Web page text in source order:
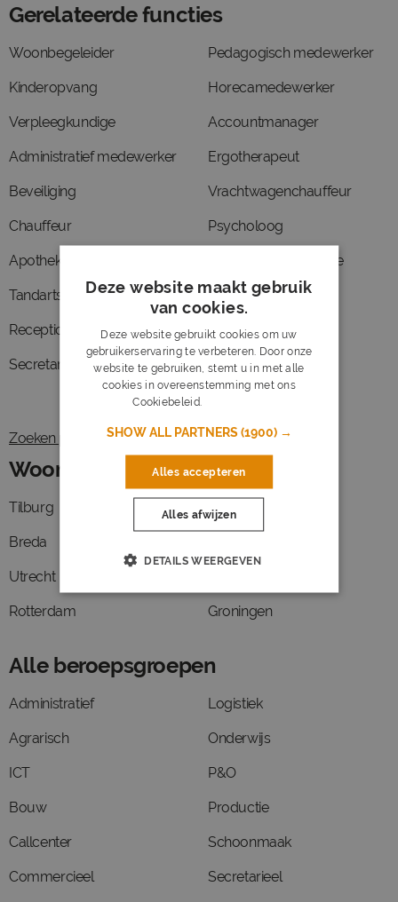
Gerelateerde functies
Woonbegeleider
Kinderopvang
Verpleegkundige
Administratief medewerker
Beveiliging
Chauffeur
Apothekersassistent
Tandartsassistente
Receptioniste
Secretaresse
Pedagogisch medewerker
Horecamedewerker
Accountmanager
Ergotherapeut
Vrachtwagenchauffeur
Psycholoog
Medisch secretaresse
Jurist
Verzorgende ig
Planner
Zoeken per functie
Woonbegeleider vacatures in
Tilburg
Breda
Utrecht
Rotterdam
Almere Stad
Groningen
Alle beroepsgroepen
Administratief
Agrarisch
ICT
Bouw
Callcenter
Commercieel
Logistiek
Onderwijs
P&O
Productie
Schoonmaak
Secretarieel
Deze website maakt gebruik
van cookies.
Deze website gebruikt cookies om uw
gebruikerservaring te verbeteren. Door onze
website te gebruiken, stemt u in met alle
cookies in overeenstemming met ons
Cookiebeleid.
SHOW ALL PARTNERS(1900) →
Alles accepteren
Alles afwijzen
DETAILS WEERGEVEN